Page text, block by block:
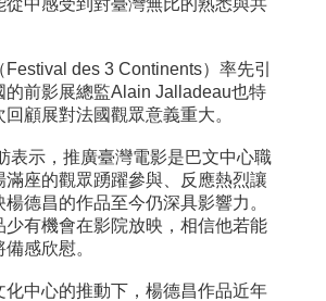
des 3 Continents）率先引
的前影展總監Alain Jalladeau也特
顧展對法國觀眾意義重大。
表示，推廣臺灣電影是巴文中心職
座的觀眾踴躍參與、反應熱烈讓
德昌的作品至今仍深具影響力。
少有機會在影院放映，相信他若能
感欣慰。
化中心的推動下，楊德昌作品近年